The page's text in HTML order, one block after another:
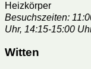
Heizkörper
Besuchszeiten:
Uhr, 14:15-15:00
Witten